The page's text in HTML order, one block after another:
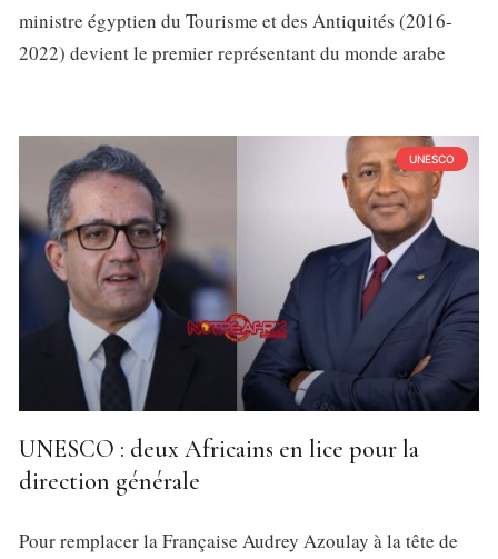
ministre égyptien du Tourisme et des Antiquités (2016-
2022) devient le premier représentant du monde arabe
UNESCO
UNESCO : deux Africains en lice pour la
direction générale
Pour remplacer la Française Audrey Azoulay à la tête de